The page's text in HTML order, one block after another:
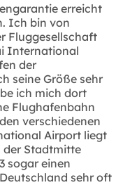
erreicht
Ich bin von
Fluggesellschaft
International
der
seine Größe sehr
ich mich dort
Flughafenbahn
verschiedenen
Airport liegt
der Stadtmitte
sogar einen
sehr oft